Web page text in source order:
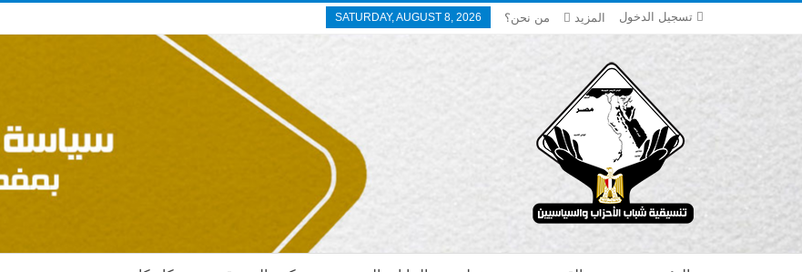
تسجيل الدخول SATURDAY, AUGUST 8, 2026 من نحن؟ المزيد